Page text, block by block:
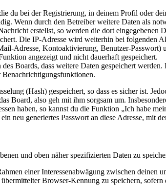
du bei der Registrierung, in deinem Profil oder
Wenn durch den Betreiber weitere Daten als
erstellst, so werden die dort
Die IP-Adresse wird weiterhin bei folgenden
Adresse, Kontoaktivierung, Benutzer-
angezeigt und nicht dauerhaft gespeichert.
Boards, dass weitere Daten gespeichert
(Hash) gespeichert, so dass es sicher ist.
Board, also geh mit ihm sorgsam um.
haben, so kannst du die Funktion „Ich habe
neu generiertes Passwort an diese Adresse, mit
und oben näher spezifizierten Daten zu
einer Interessenabwägung zwischen
Browser-Kennung zu speichern,